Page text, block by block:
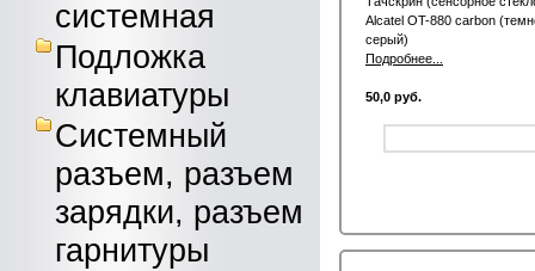
системная
Подложка
клавиатуры
Системный
разъем, разъем
зарядки, разъем
гарнитуры
Alcatel OT-880 carbon
серый)
Подробнее...
50,0 руб.